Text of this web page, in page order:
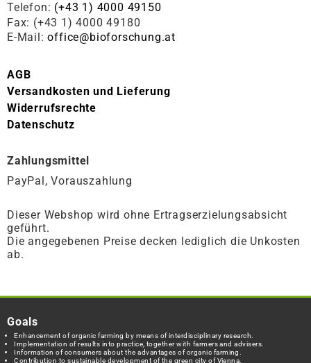
Telefon: (+43 1) 4000 49150
Fax: (+43 1) 4000 49180
E-Mail:office@bioforschung.at
AGB
Versandkosten und Lieferung
Widerrufsrechte
Datenschutz
Zahlungsmittel
PayPal, Vorauszahlung
Dieser Webshop wird ohne Ertragserzielungsabsicht
geführt.
Die angegebenen Preise decken lediglich die Unkosten
ab.
Goals
Enhancement of organic farming by means of interdisciplinary research.
Implementation of results into practice, together with farmers and advisers.
Information of consumers about the advantages of organic farming.
Contribution to sustainable development of the green city of Vienna.